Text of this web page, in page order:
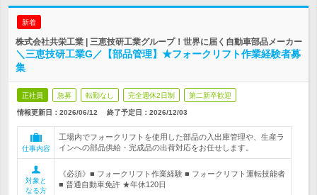
新着
株式会社共栄工業 | 三恵技研工業グループ！世界に届く自動車部品メーカー
＼三恵技研工業G／【部品管理】★フォークリフト作業経験者募
集
正社員 急募 転勤なし 完全週休2日制 第二新卒歓迎
情報更新日：2026/06/12 終了予定日： 2026/12/03
仕事内容
工場内でフォークリフトを使用した部品の入出庫管理や、生産ラ
インへの部品供給・完成品の出荷対応をお任せします。
対象と
なる方
《必須》■ フォークリフト作業経験 ■ フォークリフト運転技能者
■ 普通自動車免許 ★年休120日